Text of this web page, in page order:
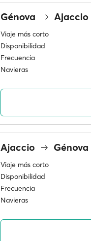
Génova Ajaccio
Viaje más corto
Disponibilidad
Frecuencia
Navieras
Ajaccio Génova
Viaje más corto
Disponibilidad
Frecuencia
Navieras